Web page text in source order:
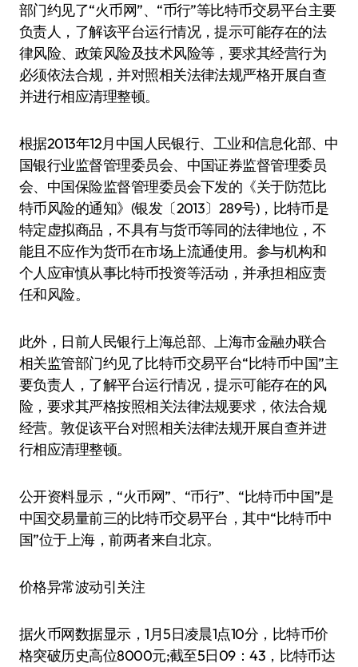
部门约见了“火币网”、“币行”等比特币交易平台主要
负责人，了解该平台运行情况，提示可能存在的法
律风险、政策风险及技术风险等，要求其经营行为
必须依法合规，并对照相关法律法规严格开展自查
并进行相应清理整顿。
根据2013年12月中国人民银行、工业和信息化部、中
国银行业监督管理委员会、中国证券监督管理委员
会、中国保险监督管理委员会下发的《关于防范比
特币风险的通知》(银发〔2013〕289号)，比特币是
特定虚拟商品，不具有与货币等同的法律地位，不
能且不应作为货币在市场上流通使用。参与机构和
个人应审慎从事比特币投资等活动，并承担相应责
任和风险。
此外，日前人民银行上海总部、上海市金融办联合
相关监管部门约见了比特币交易平台“比特币中国”主
要负责人，了解平台运行情况，提示可能存在的风
险，要求其严格按照相关法律法规要求，依法合规
经营。敦促该平台对照相关法律法规开展自查并进
行相应清理整顿。
公开资料显示，“火币网”、“币行”、“比特币中国”是
中国交易量前三的比特币交易平台，其中“比特币中
国”位于上海，前两者来自北京。
价格异常波动引关注
据火币网数据显示，1月5日凌晨1点10分，比特币价
格突破历史高位8000元;截至5日09：43，比特币达